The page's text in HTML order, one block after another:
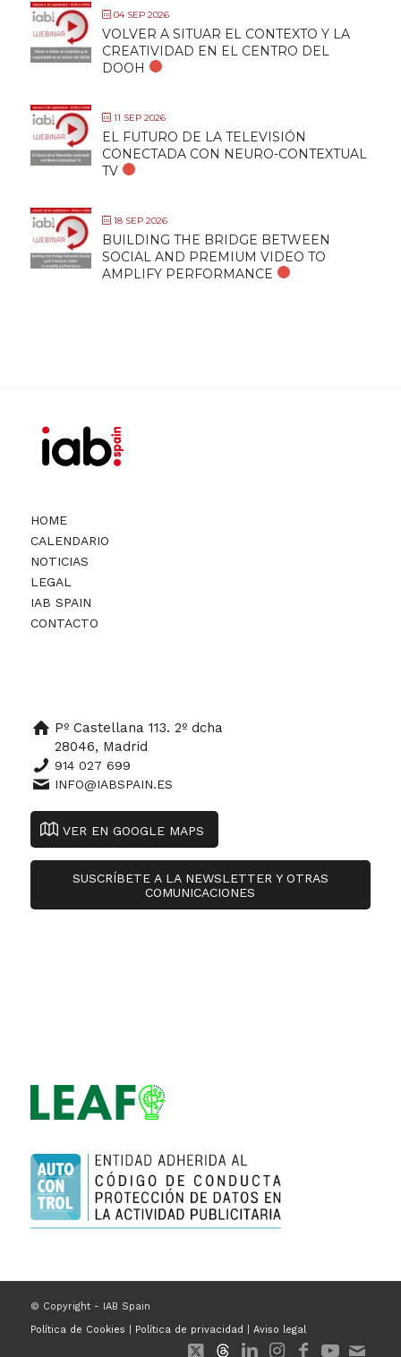
04 SEP 2026
VOLVER A SITUAR EL CONTEXTO Y LA
CREATIVIDAD EN EL CENTRO DEL
DOOH
11 SEP 2026
EL FUTURO DE LA TELEVISIÓN
CONECTADA CON NEURO-CONTEXTUAL
TV
18 SEP 2026
BUILDING THE BRIDGE BETWEEN
SOCIAL AND PREMIUM VIDEO TO
AMPLIFY PERFORMANCE
HOME
CALENDARIO
NOTICIAS
LEGAL
IAB SPAIN
CONTACTO
Pº Castellana 113. 2º dcha
28046, Madrid
914 027 699
INFO@IABSPAIN.ES
VER EN GOOGLE MAPS
SUSCRÍBETE A LA NEWSLETTER Y OTRAS
COMUNICACIONES
© Copyright - IAB Spain
Política de Cookies
Política de privacidad Aviso legal